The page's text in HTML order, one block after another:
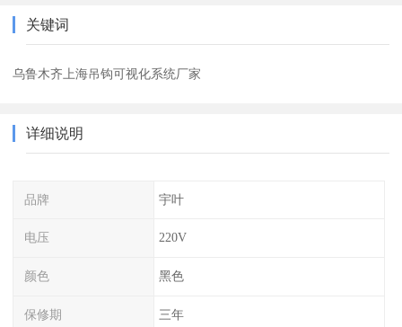
关键词
乌鲁木齐上海吊钩可视化系统厂家
详细说明
品牌 宇叶
电压 220V
颜色 黑色
保修期 三年